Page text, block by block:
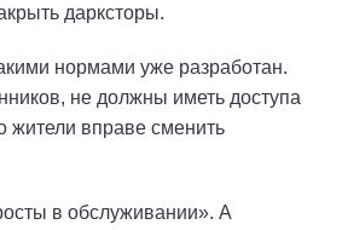
дарксторы.
нормами уже разработан.
не должны иметь доступа
жители вправе сменить
в обслуживании». А